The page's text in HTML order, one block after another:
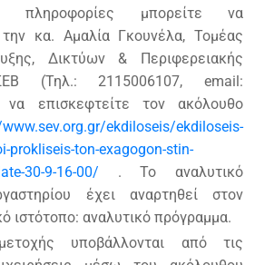
πληροφορίες μπορείτε να
κα. Αμαλία Γκουνέλα, Τομέας
Δικτύων & Περιφερειακής
(Τηλ.: 2115006107, email:
να επισκεφτείτε τον ακόλουθο
ekdiloseis/ekdiloseis-
prokliseis-ton-exagogon-stin-
30-9-16-00/ . Το αναλυτικό
έχει αναρτηθεί στον
ιστότοπο: αναλυτικό πρόγραμμα.
υποβάλλονται από τις